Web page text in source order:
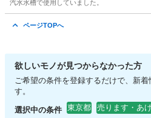
汽水水槽で使用していました。
ページTOPへ
欲しいモノが見つからなかった方
ご希望の条件を登録するだけで、新
す。
選択中の条件 東京都 売ります・あ